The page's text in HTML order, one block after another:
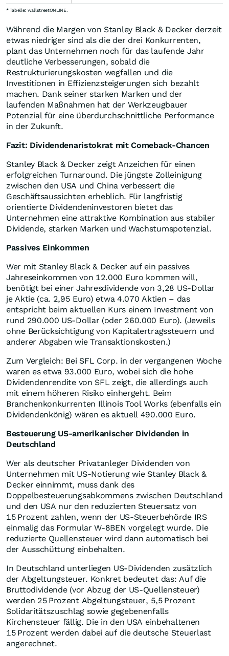
* Tabelle: wallstreetONLINE.
Während die Margen von Stanley Black & Decker derzeit
etwas niedriger sind als die der drei Konkurrenten,
plant das Unternehmen noch für das laufende Jahr
deutliche Verbesserungen, sobald die
Restrukturierungskosten wegfallen und die
Investitionen in Effizienzsteigerungen sich bezahlt
machen. Dank seiner starken Marken und der
laufenden Maßnahmen hat der Werkzeugbauer
Potenzial für eine überdurchschnittliche Performance
in der Zukunft.
Fazit: Dividendenaristokrat mit Comeback-Chancen
Stanley Black & Decker zeigt Anzeichen für einen
erfolgreichen Turnaround. Die jüngste Zolleinigung
zwischen den USA und China verbessert die
Geschäftsaussichten erheblich. Für langfristig
orientierte Dividendeninvestoren bietet das
Unternehmen eine attraktive Kombination aus stabiler
Dividende, starken Marken und Wachstumspotenzial.
Passives Einkommen
Wer mit Stanley Black & Decker auf ein passives
Jahreseinkommen von 12.000 Euro kommen will,
benötigt bei einer Jahresdividende von 3,28 US-Dollar
je Aktie (ca. 2,95 Euro) etwa 4.070 Aktien – das
entspricht beim aktuellen Kurs einem Investment von
rund 290.000 US-Dollar (oder 260.000 Euro). (Jeweils
ohne Berücksichtigung von Kapitalertragssteuern und
anderer Abgaben wie Transaktionskosten.)
Zum Vergleich: Bei SFL Corp. in der vergangenen Woche
waren es etwa 93.000 Euro, wobei sich die hohe
Dividendenrendite von SFL zeigt, die allerdings auch
mit einem höheren Risiko einhergeht. Beim
Branchenkonkurrenten Illinois Tool Works (ebenfalls ein
Dividendenkönig) wären es aktuell 490.000 Euro.
Besteuerung US-amerikanischer Dividenden in
Deutschland
Wer als deutscher Privatanleger Dividenden von
Unternehmen mit US-Notierung wie Stanley Black &
Decker einnimmt, muss dank des
Doppelbesteuerungsabkommens zwischen Deutschland
und den USA nur den reduzierten Steuersatz von
15 Prozent zahlen, wenn der US-Steuerbehörde IRS
einmalig das Formular W-8BEN vorgelegt wurde. Die
reduzierte Quellensteuer wird dann automatisch bei
der Ausschüttung einbehalten.
In Deutschland unterliegen US-Dividenden zusätzlich
der Abgeltungsteuer. Konkret bedeutet das: Auf die
Bruttodividende (vor Abzug der US-Quellensteuer)
werden 25 Prozent Abgeltungsteuer, 5,5 Prozent
Solidaritätszuschlag sowie gegebenenfalls
Kirchensteuer fällig. Die in den USA einbehaltenen
15 Prozent werden dabei auf die deutsche Steuerlast
angerechnet.